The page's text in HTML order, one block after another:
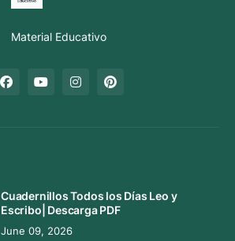
Material Educativo
Cuadernillos Todos los Días Leo y
Escribo| Descarga PDF
June 09, 2026